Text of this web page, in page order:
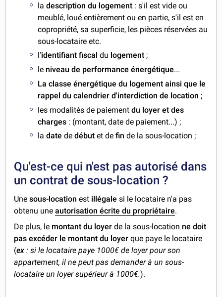
ladescription du logement : s'il est vide ou
meublé, loué entièrement ou en partie, s'il est en
copropriété, sa superficie, les pièces réservées au
sous-locataire etc.
l'identifiant fiscaldu logement ;
le niveau de performance énergétique...
La classe énergétique du logement ainsi que le
rappel du calendrier d'interdiction de location ;
les modalités de paiementdu loyer et des
charges : (montant, date de paiement...) ;
ladate dedébut et de finde la sous-location ;
Qu'est-ce qui n'est pas autorisé dans
un contrat de sous-location ?
Une sous-location est illégale si le locataire n'a pas
obtenu uneautorisation écrite du propriétaire.
De plus, le montant du loyer de la sous-location ne doit
pas excéder le montant du loyer que paye le locataire
(ex: si le locataire paye 1000€ de loyer pour son
appartement, il ne peut pas demander à un sous-
locataire un loyer supérieur à 1000€.).